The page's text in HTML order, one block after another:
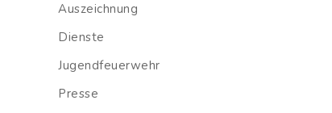
Auszeichnung
Dienste
Jugendfeuerwehr
Presse